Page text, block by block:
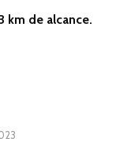
km de alcance.